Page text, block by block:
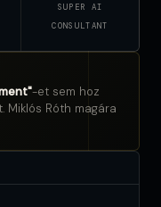
SUPER AI
CONSULTANT
-et sem hoz
Miklós Róth magára